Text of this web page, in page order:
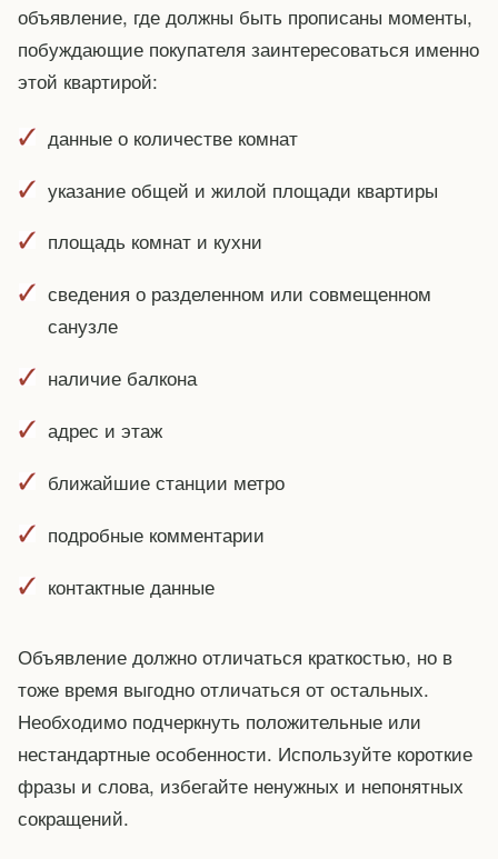
объявление, где должны быть прописаны моменты,
побуждающие покупателя заинтересоваться именно
этой квартирой:
данные о количестве комнат
указание общей и жилой площади квартиры
площадь комнат и кухни
сведения о разделенном или совмещенном
санузле
наличие балкона
адрес и этаж
ближайшие станции метро
подробные комментарии
контактные данные
Объявление должно отличаться краткостью, но в
тоже время выгодно отличаться от остальных.
Необходимо подчеркнуть положительные или
нестандартные особенности. Используйте короткие
фразы и слова, избегайте ненужных и непонятных
сокращений.